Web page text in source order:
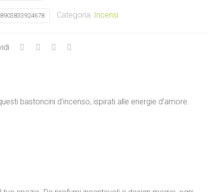
8903833924678 Categoria: Incensi
bastoncini d’incenso, ispirati alle energie d’amore.